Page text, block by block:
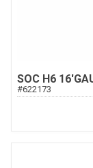
SOC H6
#622173